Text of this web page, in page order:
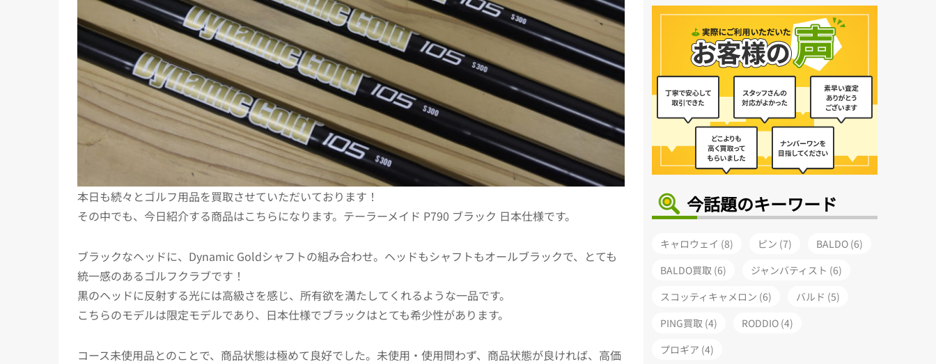
本日も続々とゴルフ用品を買取させていただいております！
その中でも、今日紹介する商品はこちらになります。テーラーメイド P790 ブラック 日本仕様です。
ブラックなヘッドに、Dynamic Goldシャフトの組み合わせ。ヘッドもシャフトもオールブラックで、とても
統一感のあるゴルフクラブです！
黒のヘッドに反射する光には高級さを感じ、所有欲を満たしてくれるような一品です。
こちらのモデルは限定モデルであり、日本仕様でブラックはとても希少性があります。
コース未使用品とのことで、商品状態は極めて良好でした。未使用・使用問わず、商品状態が良ければ、高価
今話題のキーワード
キャロウェイ (8) ピン (7)
BALDO (6)
BALDO買取 (6)
ジャンバティスト (6)
スコッティキャメロン (6)
バルド (5)
PING買取 (4)
RODDIO (4)
プロギア (4)